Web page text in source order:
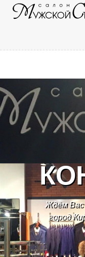
Мужской Стиль
Ждём Вас
город